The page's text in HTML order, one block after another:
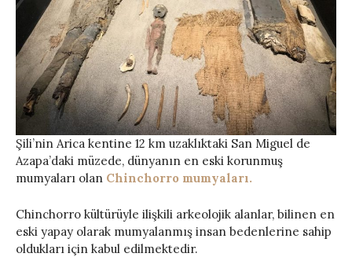
Şili’nin Arica kentine 12 km uzaklıktaki San Miguel de
Azapa’daki müzede, dünyanın en eski korunmuş
mumyaları olan Chinchorro mumyaları.
Chinchorro kültürüyle ilişkili arkeolojik alanlar, bilinen en
eski yapay olarak mumyalanmış insan bedenlerine sahip
oldukları için kabul edilmektedir.